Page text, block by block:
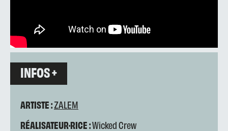
INFOS +
ARTISTE :ZALEM
RÉALISATEUR·RICE :Wicked Crew